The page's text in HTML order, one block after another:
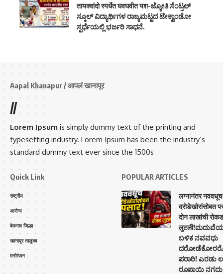
तायक्वांदो स्पर्धेत घवघवीत यश-ಜ್ಯೋತಿ ಸೆಂಟ್ರಲ್
ಸ್ಕೂಲ್ ವಿದ್ಯಾರ್ಥಿಗಳ ರಾಜ್ಯಮಟ್ಟದ ಟೇಕ್ವಾಂಡೋ
ಸ್ಪರ್ಧೆಯಲ್ಲಿ ಭರ್ಜರಿ ಸಾಧನೆ.
Aapal Khanapur / आपलं खानापूर
//
Lorem Ipsum is simply dummy text of the printing and
typesetting industry. Lorem Ipsum has been the industry’s
standard dummy text ever since the 1500s
Quick Link
राष्ट्रीय
आरोग्य
बेळगाव जिल्हा
खानापूर तालुका
मनोरंजन
POPULAR ARTICLES
लग्नानंतर नववधूच
दरोडेखोरांसोबत
दोन लाखांची रोकड
ಬಳಿಕ ನವವಧು
ಪರಾರಿ! ಎರಡು
ರೂಪಾಯಿ ನಗದು